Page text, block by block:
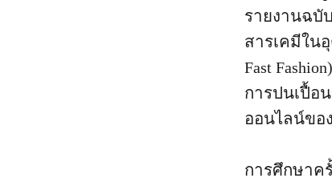
รายงานฉบั
สารเคมีในอุ
Fast
การปนเปื้อ
ออนไลน์ขอ
การศึกษาค